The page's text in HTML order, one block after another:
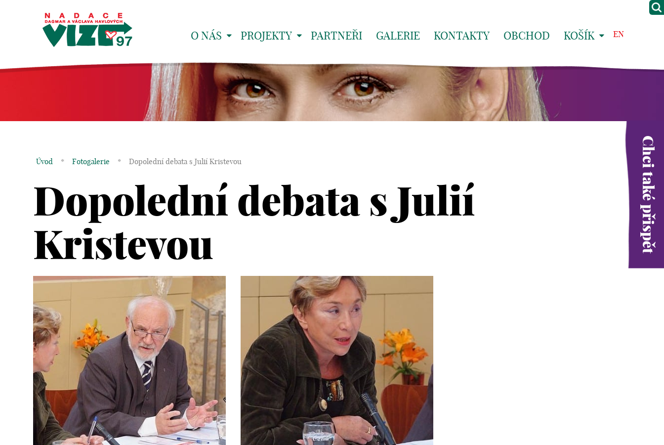
O NÁS PROJEKTY PARTNEŘI GALERIE KONTAKTY OBCHOD KOŠÍK EN
Chci také přispět
Úvod * Fotogalerie * Dopolední debata s Julií Kristevou
Dopolední debata s Julií
Kristevou